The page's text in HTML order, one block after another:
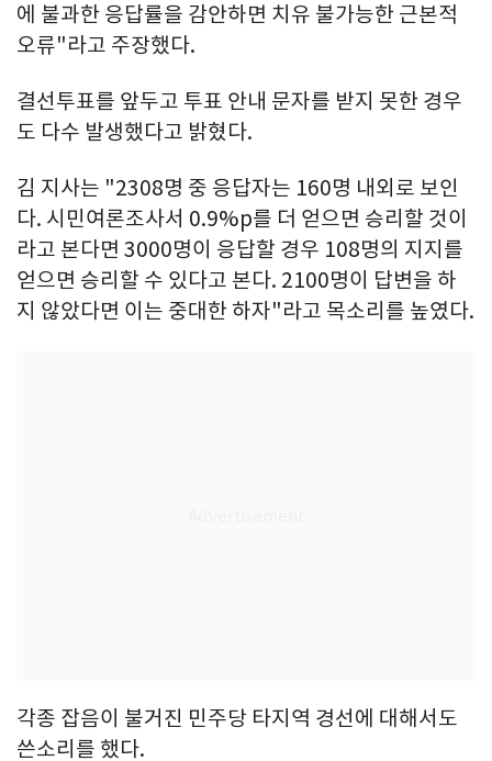
에 불과한 응답률을 감안하면 치유 불가능한 근본적
오류"라고 주장했다.
결선투표를 앞두고 투표 안내 문자를 받지 못한 경우
도 다수 발생했다고 밝혔다.
김 지사는 "2308명 중 응답자는 160명 내외로 보인
다. 시민여론조사서 0.9%p를 더 얻으면 승리할 것이
라고 본다면 3000명이 응답할 경우 108명의 지지를
얻으면 승리할 수 있다고 본다. 2100명이 답변을 하
지 않았다면 이는 중대한 하자"라고 목소리를 높였다.
각종 잡음이 불거진 민주당 타지역 경선에 대해서도
쓴소리를 했다.